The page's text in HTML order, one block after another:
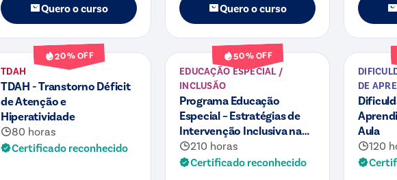
Quero o curso Quero o curso
20% OFF
Curso
TDAH
TDAH - Transtorno Déficit
de Atenção e
Hiperatividade
80 horas
Certificado reconhecido
50% OFF
Curso
EDUCAÇÃO ESPECIAL /
INCLUSÃO
Programa Educação
Especial – Estratégias de
Intervenção Inclusiva na
Sala de Aula
210 horas
Certificado reconhecido
Curso
DE
Aula
120